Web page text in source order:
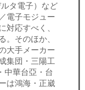
タ電子）など
電子モジュー
対応すべく、
。そのほか、
大手メーカー
集団・三陽工
中華台亞・台
は鴻海・正崴